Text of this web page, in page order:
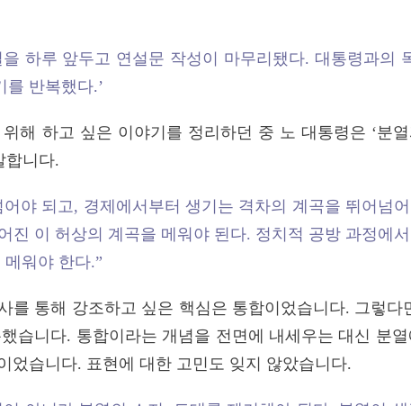
하루 앞두고 연설문 작성이 마무리됐다. 대통령과의
를 반복했다.’
해 하고 싶은 이야기를 정리하던 중 노 대통령은 ‘분
합니다.
야 되고, 경제에서부터 생기는 격차의 계곡을 뛰어넘
진 이 허상의 계곡을 메워야 된다. 정치적 공방 과정에
워야 한다.”
를 통해 강조하고 싶은 핵심은 통합이었습니다. 그렇다
습니다. 통합이라는 개념을 전면에 내세우는 대신 분
었습니다. 표현에 대한 고민도 잊지 않았습니다.